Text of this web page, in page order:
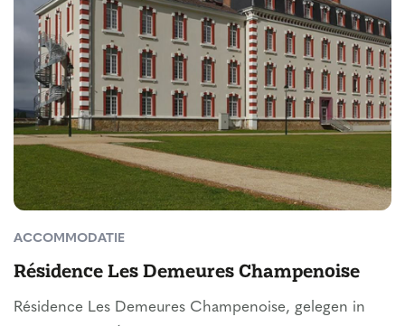
ACCOMMODATIE
Résidence Les Demeures Champenoise
Résidence Les Demeures Champenoise, gelegen in